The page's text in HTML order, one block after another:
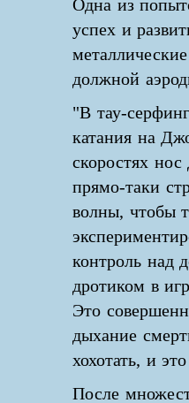
Одна из
успех и
должной
"В тау-
катания на
скоростях
прямо-таки
волны, чтобы
контроль над
дротиком в
Это
дыхание
хохотать, и
После